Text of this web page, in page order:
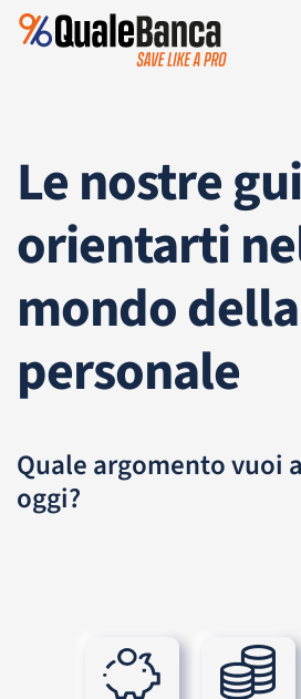
Le nostre
orientarti
mondo
personale
Quale argomento vuoi
oggi?